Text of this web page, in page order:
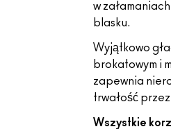
w
blasku.
Wyjątkowo
brokatowym i
zapewnia
trwałość
Wszystkie